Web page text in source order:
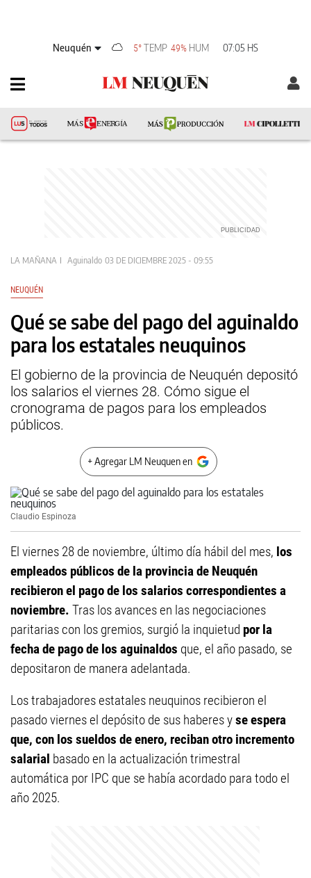
Neuquén 5°TEMP 49% HUM 07:05 HS
LA MAÑANA Aguinaldo 03 DE DICIEMBRE 2025 - 09:55
NEUQUÉN
Qué se sabe del pago del aguinaldo
para los estatales neuquinos
El gobierno de la provincia de Neuquén depositó
los salarios el viernes 28. Cómo sigue el
cronograma de pagos para los empleados
públicos.
+ Agregar LM Neuquen en
Claudio Espinoza
El viernes 28 de noviembre, último día hábil del mes, los
empleados públicos de la provincia de Neuquén
recibieron el pago de los salarios correspondientes a
noviembre. Tras los avances en las negociaciones
paritarias con los gremios, surgió la inquietud por la
fecha de pago de los aguinaldos que, el año pasado, se
depositaron de manera adelantada.
Los trabajadores estatales neuquinos recibieron el
pasado viernes el depósito de sus haberes yse espera
que, con los sueldos de enero, reciban otro incremento
salarial basado en la actualización trimestral
automática por IPC que se había acordado para todo el
año 2025.